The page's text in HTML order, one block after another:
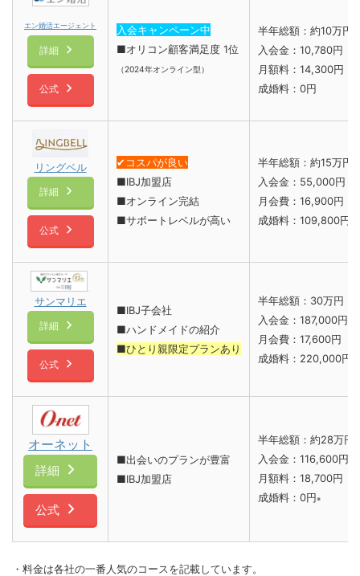
エン婚活エージェント
詳細
公式
入会キャンペーン中
■オリコン顧客満足度 1位
（2024年オンライン型）
半年総額：約10万円
入会金：10,780円
月額料：14,300円
成婚料：0円
リングベル
詳細
公式
✔︎コスパが良い
■IBJ加盟店
■オンライン完結
■サポートレベルが高い
半年総額：約15万円
入会金：55,000円
月会費：16,900円
成婚料：109,800円
サンマリエ
詳細
公式
■IBJ子会社
■ハンドメイドの紹介
■ひとり親限定プランあり
半年総額：30万円
入会金：187,000円
月会費：17,600円
成婚料：220,000円
オーネット
詳細
公式
■出会いのプランが豊富
■IBJ加盟店
半年総額：約28万円
入会金：116,600円
月額料：18,700円
成婚料：0円※
・料金は各社の一番人気のコースを記載しています。